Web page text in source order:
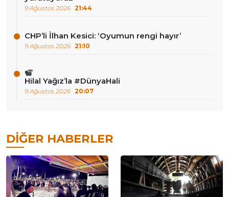
9 Ağustos 2026 21:44
CHP’li İlhan Kesici: ‘Oyumun rengi hayır’
9 Ağustos 2026 21:10
Hilal Yağız’la #DünyaHali
9 Ağustos 2026 20:07
DIĞER HABERLER